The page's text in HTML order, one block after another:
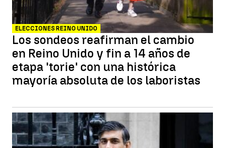
ELECCIONES REINO UNIDO
Los sondeos reafirman el cambio
en Reino Unido y fin a 14 años de
etapa 'torie' con una histórica
mayoría absoluta de los laboristas